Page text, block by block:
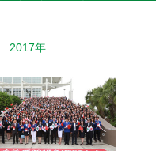
2017年